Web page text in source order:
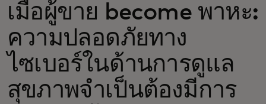
สำหรับผู้สร้างนวัตกรรม
ข่าวสารและแนวโน้ม
เมื่อผู้ขาย become พาหะ:
ความปลอดภัยทาง
ไซเบอร์ในด้านการดูแล
สุขภาพจำเป็นต้องมีการ